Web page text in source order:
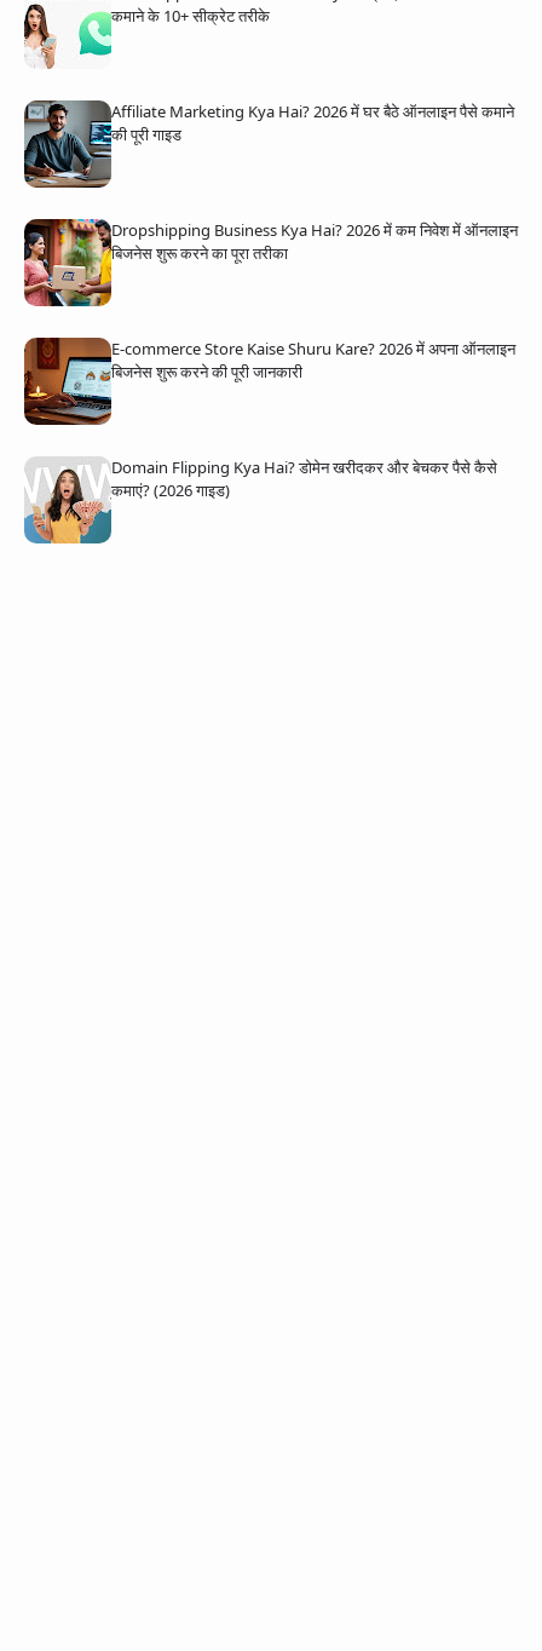
कमाने के 10+ सीक्रेट तरीके
Affiliate Marketing Kya Hai? 2026 में घर बैठे ऑनलाइन पैसे कमाने
की पूरी गाइड
Dropshipping Business Kya Hai? 2026 में कम निवेश में ऑनलाइन
बिजनेस शुरू करने का पूरा तरीका
E-commerce Store Kaise Shuru Kare? 2026 में अपना ऑनलाइन
बिजनेस शुरू करने की पूरी जानकारी
Domain Flipping Kya Hai? डोमेन खरीदकर और बेचकर पैसे कैसे
कमाएं? (2026 गाइड)